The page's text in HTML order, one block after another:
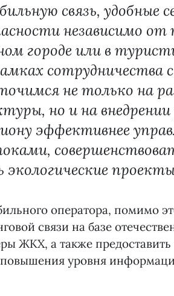
связь, удобные
независимо от
городе или в
сотрудничества
не только на
но и на внедрении
эффективнее
экологические
оператора, помимо
связи на базе
ЖКХ, а также предоставить
уровня